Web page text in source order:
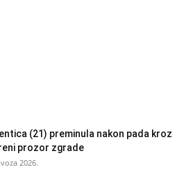
(21) preminula nakon pada kroz
prozor zgrade
2026.